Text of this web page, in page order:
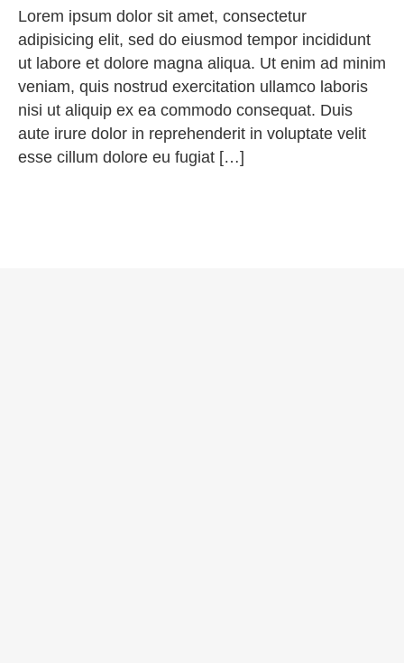
Lorem ipsum dolor sit amet, consectetur
adipisicing elit, sed do eiusmod tempor incididunt
ut labore et dolore magna aliqua. Ut enim ad minim
veniam, quis nostrud exercitation ullamco laboris
nisi ut aliquip ex ea commodo consequat. Duis
aute irure dolor in reprehenderit in voluptate velit
esse cillum dolore eu fugiat […]